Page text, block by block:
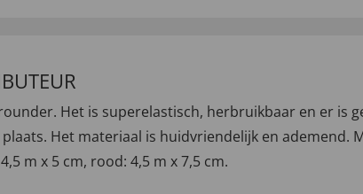
Het is superelastisch, herbruikbaar en er is
Het materiaal is huidvriendelijk en ademend.
m x 5 cm, rood: 4,5 m x 7,5 cm.